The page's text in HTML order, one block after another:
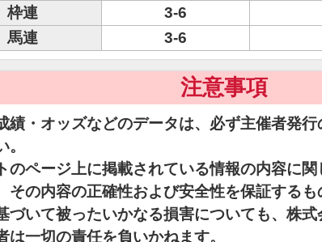
枠連
3-6
馬連
3-6
注意事項
績・オッズなどのデータは、必ず主催者発
。
のページ上に掲載されている情報の内容に関
その内容の正確性および安全性を保証する
づいて被ったいかなる損害についても、株
は一切の責任を負いかねます。